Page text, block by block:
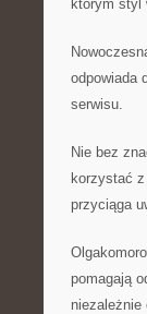
którym styl
odpowiada
serwisu.
Nie bez
korzystać
przyciąga
pomagają
niezależnie